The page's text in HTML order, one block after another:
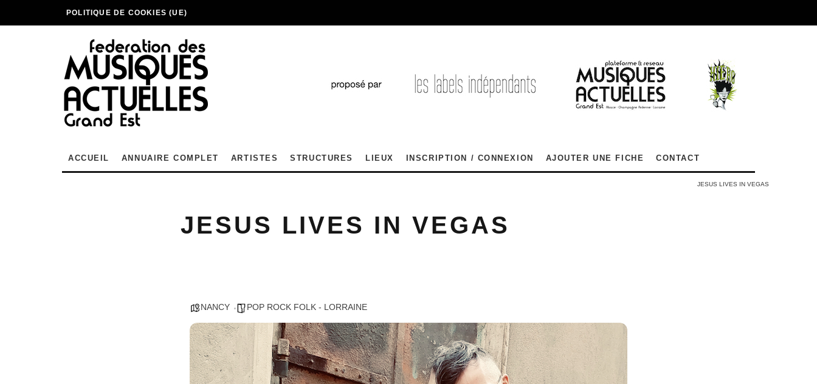
POLITIQUE DE COOKIES (UE)
ACCUEIL ANNUAIRE COMPLET ARTISTES STRUCTURES LIEUX INSCRIPTION / CONNEXION AJOUTER UNE FICHE CONTACT
JESUS LIVES IN VEGAS
JESUS LIVES IN VEGAS
NANCY POP ROCK FOLK - LORRAINE